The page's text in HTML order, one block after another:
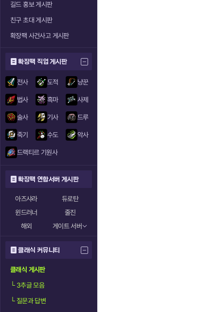
길드 홍보 게시판
친구 초대 게시판
확장팩 사건사고 게시판
확장팩 직업 게시판
전사 도적 냥꾼
법사 흑마 사제
술사 기사 드루
죽기 수도 악사
드랙티르 기원사
확장팩 연합서버 게시판
아즈샤라
듀로탄
윈드러너
줄진
해외
게이트 서버
클래식 커뮤니티
클래식 게시판
└3추글 모음
└질문과 답변